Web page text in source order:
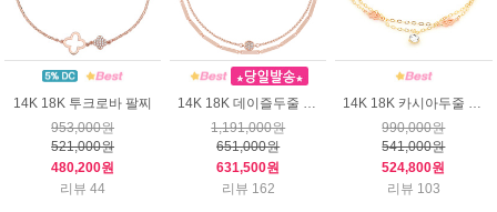
14K 18K 투크로바 팔찌
953,000원
521,000원
480,200원
리뷰 44
14K 18K 데이즐두줄 팔찌
1,191,000원
651,000원
631,500원
리뷰 162
14K 18K 카시아두줄 팔찌
990,000원
541,000원
524,800원
리뷰 103